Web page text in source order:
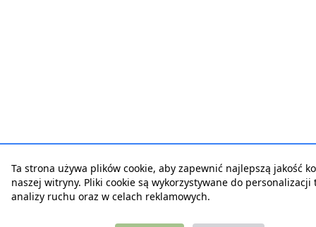
Ta strona używa plików cookie, aby zapewnić najlepszą jakość
naszej witryny. Pliki cookie są wykorzystywane do personalizacji
analizy ruchu oraz w celach reklamowych.